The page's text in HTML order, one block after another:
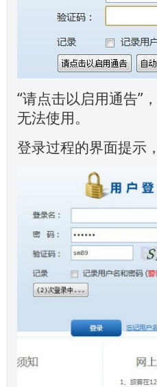
“请点击以启用通告”
无法使用。
登录过程的界面提示